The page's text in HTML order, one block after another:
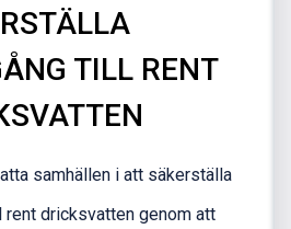
TILL RENT
samhällen i att säkerställa
dricksvatten genom att